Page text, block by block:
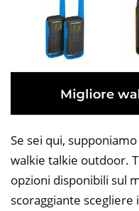
Se sei qui,
walkie talkie outdoor.
opzioni disponibili sul
scoraggiante